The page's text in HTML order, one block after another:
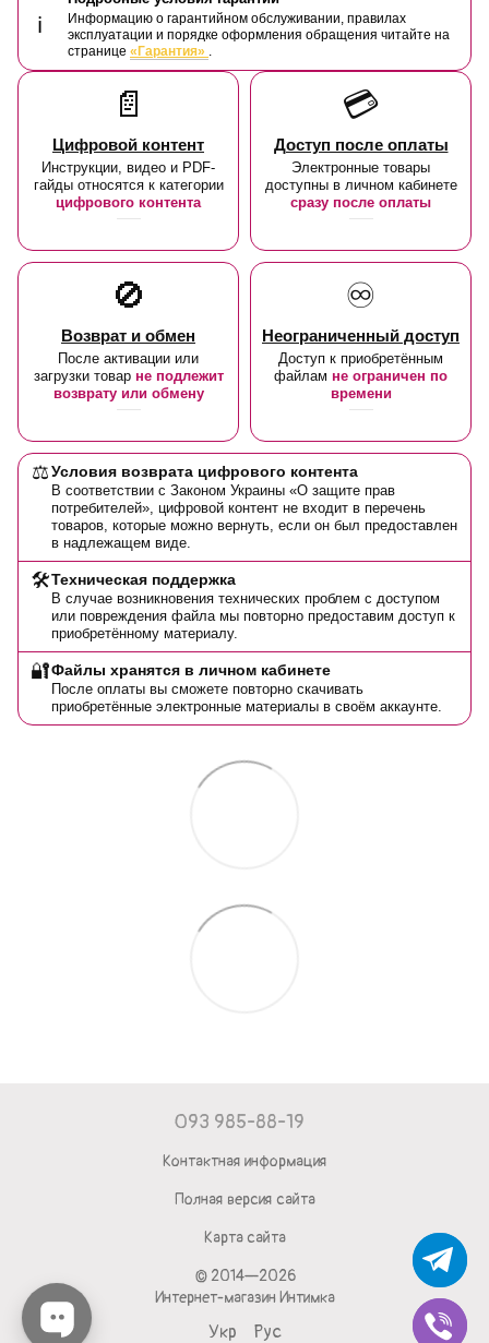
ℹ️
Информацию о гарантийном обслуживании, правилах
эксплуатации и порядке оформления обращения читайте на
странице «Гарантия» .
📄
Цифровой контент
Инструкции, видео и PDF-
гайды относятся к категории
цифрового контента
💳
Доступ после оплаты
Электронные товары
доступны в личном кабинете
сразу после оплаты
🚫
Возврат и обмен
После активации или
загрузки товар не подлежит
возврату или обмену
♾️
Неограниченный доступ
Доступ к приобретённым
файлам не ограничен по
времени
⚖️Условия возврата цифрового контента
В соответствии с Законом Украины «О защите прав
потребителей», цифровой контент не входит в перечень
товаров, которые можно вернуть, если он был предоставлен
в надлежащем виде.
🛠️Техническая поддержка
В случае возникновения технических проблем с доступом
или повреждения файла мы повторно предоставим доступ к
приобретённому материалу.
🔐Файлы хранятся в личном кабинете
После оплаты вы сможете повторно скачивать
приобретённые электронные материалы в своём аккаунте.
093 985-88-19
Контактная информация
Полная версия сайта
Карта сайта
© 2014—2026
Интернет-магазин Интимка
Укр Рус